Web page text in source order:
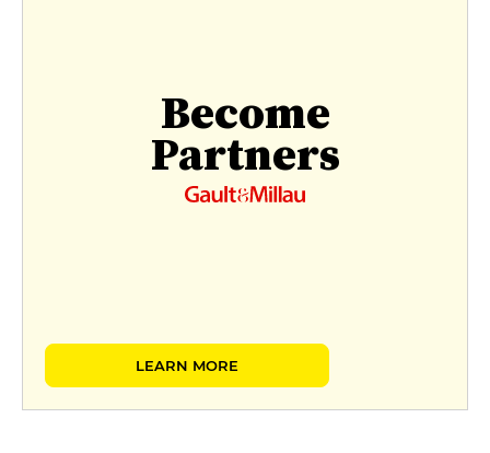
Become
Partners
LEARN MORE